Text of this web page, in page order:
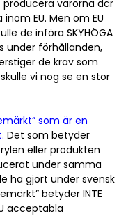
varorna där
EU. Men om EU
de införa SKYHÖGA
under förhållanden,
de krav som
vi nog se en stor
som är en
Det som betyder
eller produkten
under samma
ha gjort under svensk
betyder INTE
acceptabla